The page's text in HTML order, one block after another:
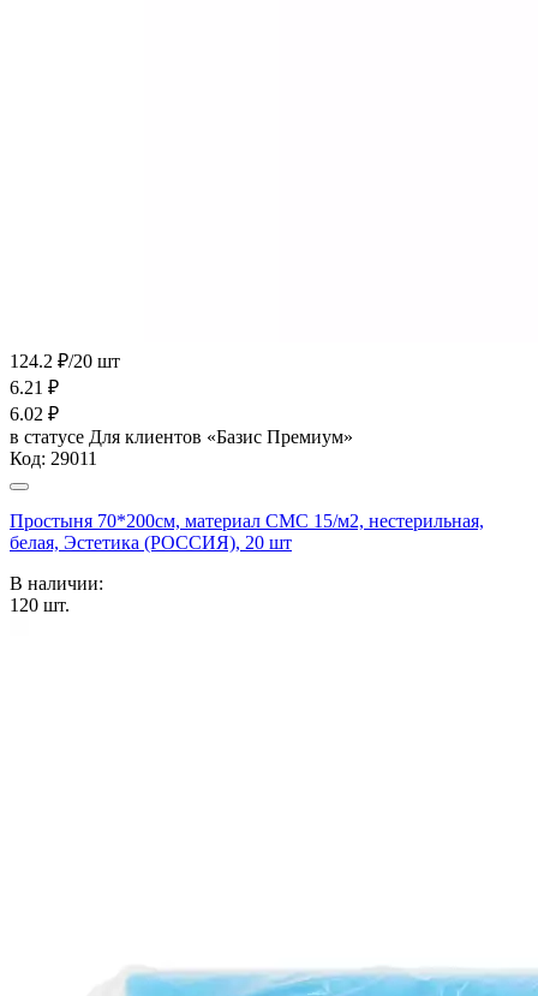
124.2 ₽/20 шт
6.21 ₽
6.02 ₽
в статусе Для клиентов «Базис Премиум»
Код: 29011
Простыня 70*200см, материал СМС 15/м2, нестерильная,
белая, Эстетика (РОССИЯ), 20 шт
В наличии:
120 шт.